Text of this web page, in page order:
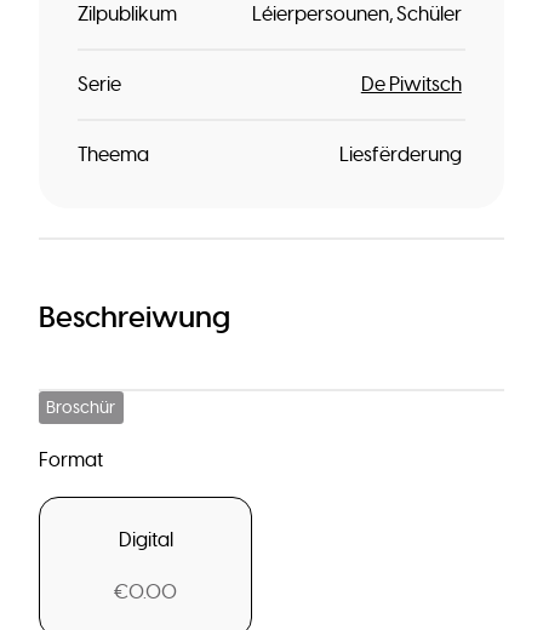
Zilpublikum Léierpersounen Schüler
Serie De Piwitsch
Theema Liesfërderung
Beschreiwung
Broschür
Format
Digital
€0.00